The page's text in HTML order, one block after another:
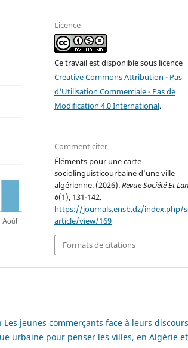
Licence
Ce travail est disponible sous licence
Creative Commons Attribution - Pas
d'Utilisation Commerciale - Pas de
Modification 4.0 International.
Comment citer
Éléments pour une carte
sociolinguisticourbaine d’une ville
algérienne. (2026).Revue Société Et
6(1), 131-142.
https://journals.ensb.dz/index.php/
article/view/169
Formats de citations
jeunes commerçants face à leurs discours
urbaine pour penser les villes, en Algérie et